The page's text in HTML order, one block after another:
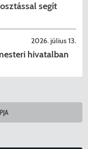
segít
2026. július 13.
hivatalban